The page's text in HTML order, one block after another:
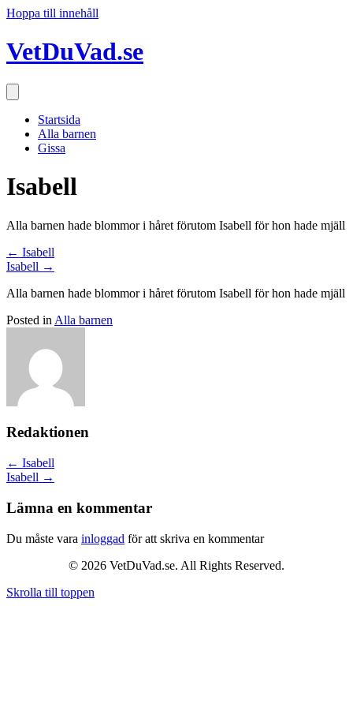
Hoppa till innehåll
VetDuVad.se
Startsida
Alla barnen
Gissa
Isabell
Alla barnen hade blommor i håret förutom Isabell för hon hade mjäll
Posts
navigation
← Isabell
Isabell →
Alla barnen hade blommor i håret förutom Isabell för hon hade mjäll
Posted in Alla barnen
Redaktionen
Posts
navigation
← Isabell
Isabell →
Lämna en kommentar
Du måste vara inloggad för att skriva en kommentar
© 2026 VetDuVad.se. All Rights Reserved.
Skrolla till toppen